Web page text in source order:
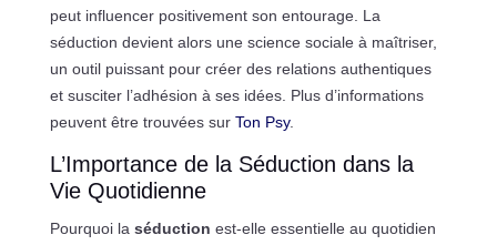
peut influencer positivement son entourage. La
séduction devient alors une science sociale à maîtriser,
un outil puissant pour créer des relations authentiques
et susciter l’adhésion à ses idées. Plus d’informations
peuvent être trouvées sur Ton Psy.
L’Importance de la Séduction dans la
Vie Quotidienne
Pourquoi la séduction est-elle essentielle au quotidien